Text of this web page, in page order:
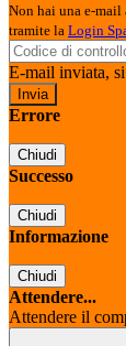
Non hai una e-mail
tramite la Login
E-mail inviata,
Errore
Chiudi
Successo
Chiudi
Informazione
Chiudi
Attendere...
Attendere il